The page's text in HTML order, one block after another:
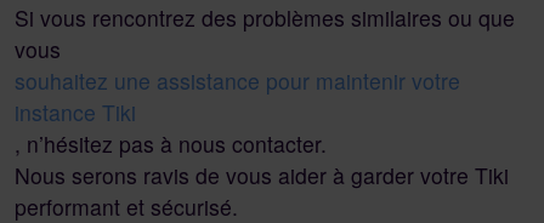
Si vous rencontrez des problèmes similaires ou que
vous
souhaitez une assistance pour maintenir votre
instance Tiki
, n’hésitez pas à nous contacter.
Nous serons ravis de vous aider à garder votre Tiki
performant et sécurisé.